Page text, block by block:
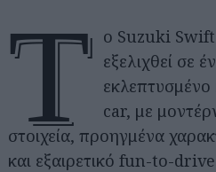
Τ
ο Suzuki Swift
εξελιχθεί σε
car, με
στοιχεία, προηγμένα
και εξαιρετικό fun-to-